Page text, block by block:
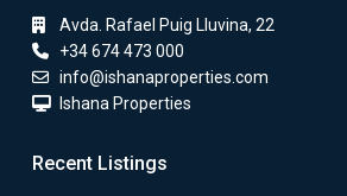
Avda. Rafael Puig Lluvina, 22
+34 674 473 000
info@ishanaproperties.com
Ishana Properties
Recent Listings